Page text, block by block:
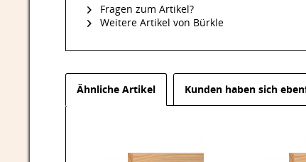
Fragen zum Artikel?
Weitere Artikel von Bürkle
Ähnliche Artikel Kunden haben sich